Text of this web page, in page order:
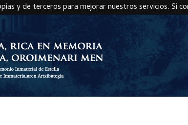
y de terceros para mejorar nuestros servicios. Si